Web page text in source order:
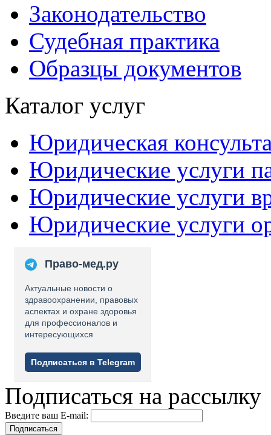
Законодательство
Судебная практика
Образцы документов
Каталог услуг
Юридическая
Юридические услуги
Юридические услуги
Юридические услуги
Право-мед.ру
Актуальные новости о
здравоохранении, правовых
аспектах и охране здоровья
для профессионалов и
интересующихся
Подписаться в Telegram
Подписаться на рассылку
Введите ваш E-mail:
Подписаться